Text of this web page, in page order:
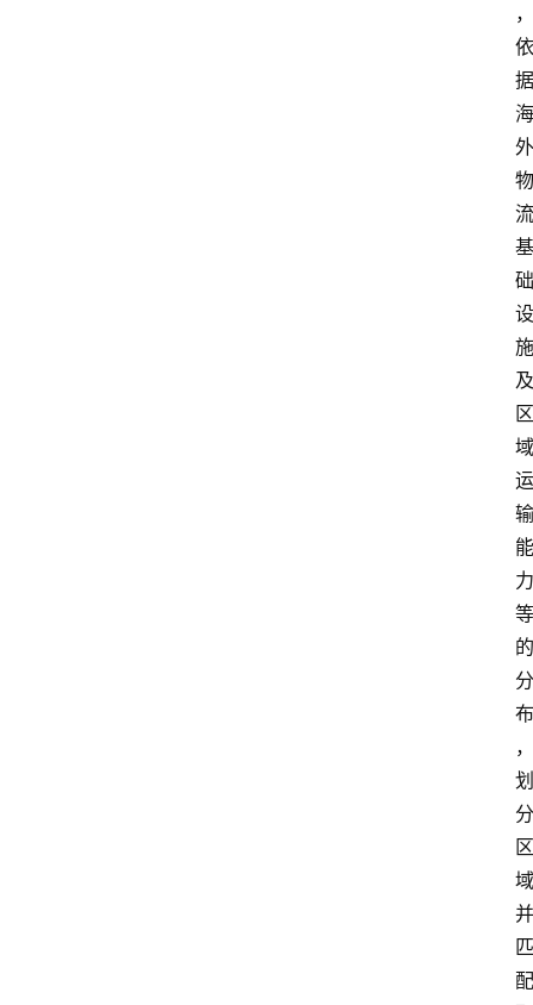
，
依
据
海
外
物
流
基
础
设
施
及
区
域
运
输
能
力
等
的
分
布
，
划
分
区
域
并
匹
配